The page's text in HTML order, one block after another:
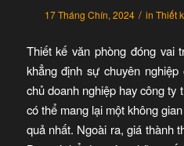
17 Tháng Chín, 2024 / inThiết
Thiết kế văn phòng đóng vai
khẳng định sự chuyên
chủ doanh nghiệp hay công ty
có thể mang lại một không
quả nhất. Ngoài ra, giá thành